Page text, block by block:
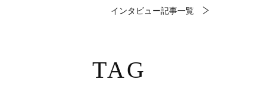
インタビュー記事一覧
TAG